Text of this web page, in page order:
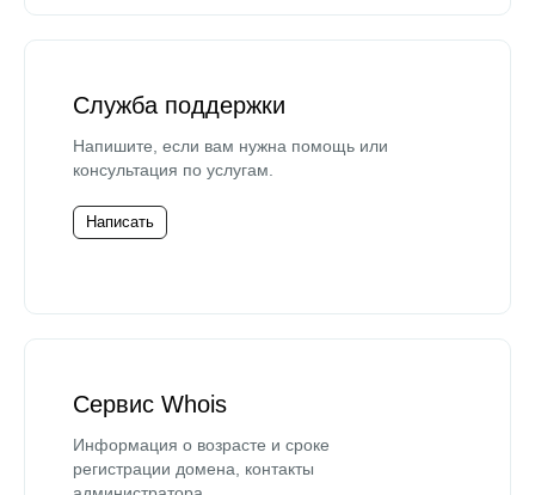
Служба поддержки
Напишите, если вам нужна помощь или
консультация по услугам.
Написать
Сервис Whois
Информация о возрасте и сроке
регистрации домена, контакты